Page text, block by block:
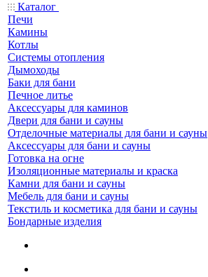
Каталог
Печи
Камины
Котлы
Системы отопления
Дымоходы
Баки для бани
Печное литье
Аксессуары для каминов
Двери для бани и сауны
Отделочные материалы для бани и сауны
Аксессуары для бани и сауны
Готовка на огне
Изоляционные материалы и краска
Камни для бани и сауны
Мебель для бани и сауны
Текстиль и косметика для бани и сауны
Бондарные изделия